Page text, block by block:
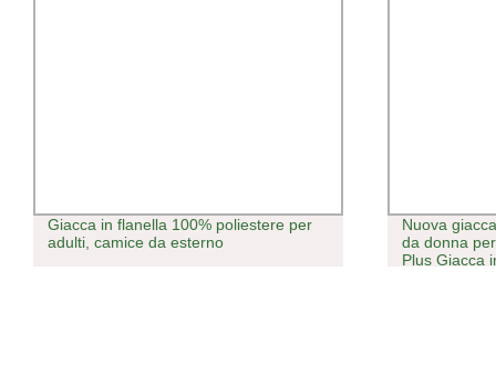
Giacca in flanella 100% poliestere per
adulti, camice da esterno
Nuova
da donna
Plus Giacca